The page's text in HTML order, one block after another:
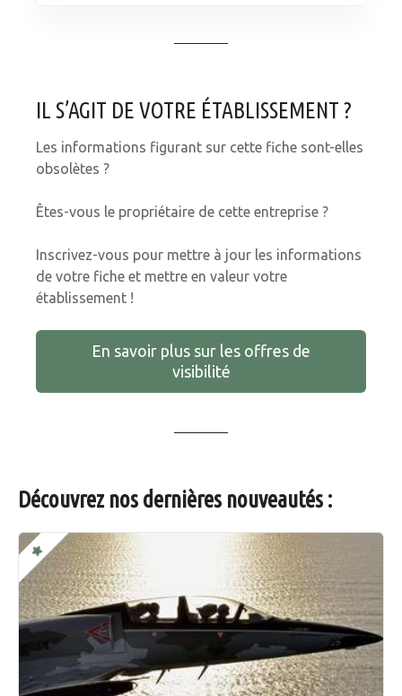
IL S’AGIT DE VOTRE ÉTABLISSEMENT ?
Les informations figurant sur cette fiche sont-elles
obsolètes ?
Êtes-vous le propriétaire de cette entreprise ?
Inscrivez-vous pour mettre à jour les informations
de votre fiche et mettre en valeur votre
établissement !
En savoir plus sur les offres de
visibilité
Découvrez nos dernières nouveautés :